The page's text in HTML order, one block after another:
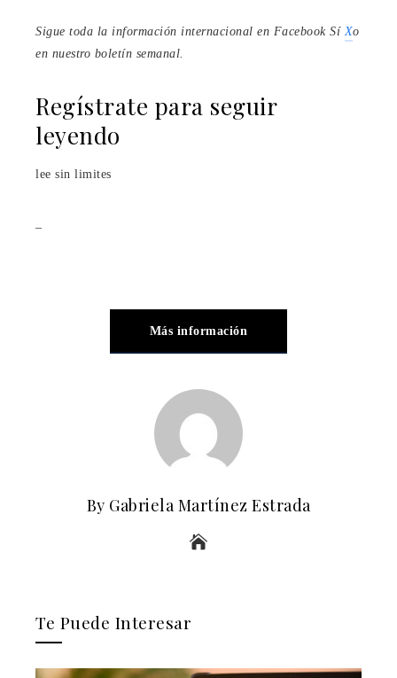
Sigue toda la información internacional en FacebookSí Xo
en nuestro boletín semanal
Regístrate para seguir
leyendo
lee sin limites
Más información
By Gabriela Martínez Estrada
Te Puede Interesar